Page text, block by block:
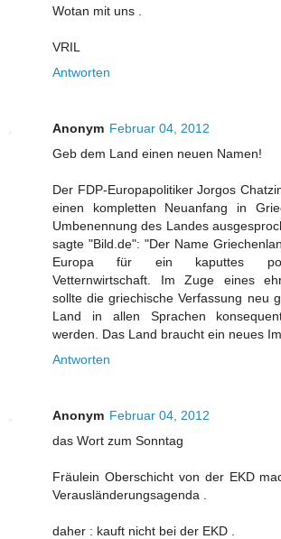
Wotan mit uns .
VRIL
Antworten
Anonym Februar 04, 2012
Geb dem Land einen neuen Namen!
Der FDP-Europapolitiker Jorgos
einen kompletten Neuanfang in
Umbenennung des Landes
sagte "Bild.de": "Der Name
Europa für ein kaputtes
Vetternwirtschaft. Im Zuge eines
sollte die griechische Verfassung neu
Land in allen Sprachen
werden. Das Land braucht ein neues
Antworten
Anonym Februar 04, 2012
das Wort zum Sonntag
Fräulein Oberschicht von der EKD
Verausländerungsagenda .
daher : kauft nicht bei der EKD .